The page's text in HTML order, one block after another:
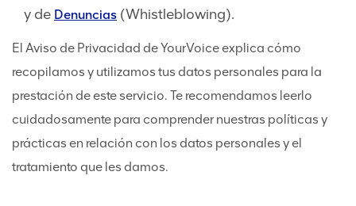
y de Denuncias (Whistleblowing).
El Aviso de Privacidad de YourVoice explica cómo
recopilamos y utilizamos tus datos personales para la
prestación de este servicio. Te recomendamos leerlo
cuidadosamente para comprender nuestras políticas y
prácticas en relación con los datos personales y el
tratamiento que les damos.